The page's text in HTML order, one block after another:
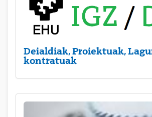
Deialdiak, Proiektuak,
kontratuak